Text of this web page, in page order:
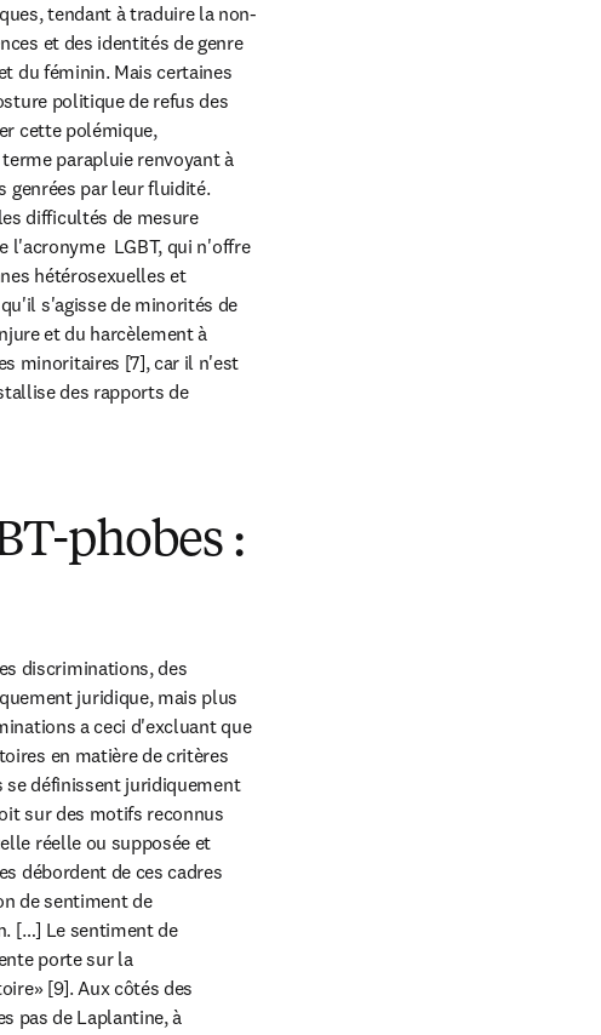
tendant à traduire la non-
et des identités de genre
du féminin. Mais certaines
politique de refus des
cette polémique,
parapluie renvoyant à
genrées par leur fluidité.
difficultés de mesure
LGBT, qui n'offre
hétérosexuelles et
s'agisse de minorités de
et du harcèlement à
minoritaires [7], car il n'est
des rapports de
phobes :
discriminations, des
juridique, mais plus
a ceci d'excluant que
en matière de critères
définissent juridiquement
sur des motifs reconnus
réelle ou supposée et
débordent de ces cadres
de sentiment de
[…] Le sentiment de
porte sur la
[9]. Aux côtés des
pas de Laplantine, à